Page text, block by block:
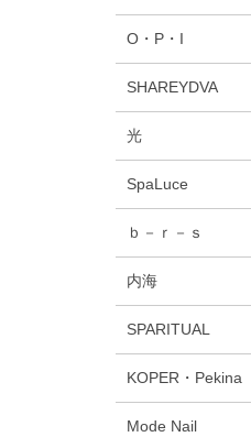
O・P・I
SHAREYDVA
光
SpaLuce
ｂ－ｒ－ｓ
内海
SPARITUAL
KOPER・Pekina
Mode Nail